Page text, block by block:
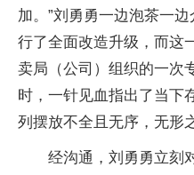
加。”刘勇勇一边泡茶一
行了全面改造升级，而这
卖局（公司）组织的一次
时，一针见血指出了当
列摆放不全且无序，无形
经沟通，刘勇勇立刻